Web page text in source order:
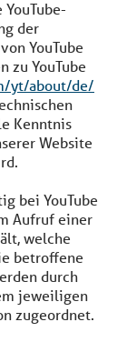
der
YouTube
zu YouTube
yt/about/de/
Kenntnis
Website
bei YouTube
Aufruf einer
welche
betroffene
durch
jeweiligen
zugeordnet.